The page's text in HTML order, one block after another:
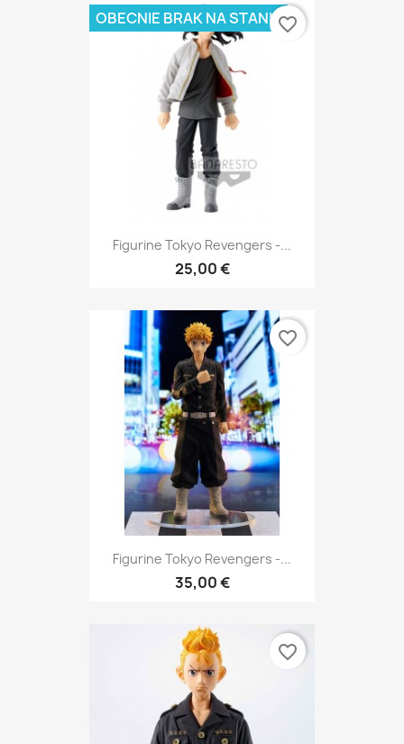
Figurine Tokyo Revengers -...
25,00 €
OBECNIE BRAK NA STANIEfavorite_border
Figurine Tokyo Revengers -...
35,00 €
favorite_border
favorite_border